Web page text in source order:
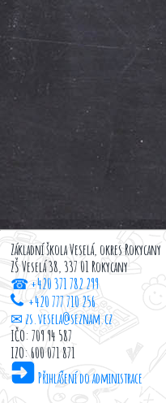
Základní škola Veselá, okres Rokycany
ZŠ Veselá 38, 337 01 Rokycany
☎ +420 371 782 299
+420 777 710 256
✉ zs.vesela@seznam.cz
IČO: 709 94 587
IZO: 600 071 871
Přihlášení do administrace